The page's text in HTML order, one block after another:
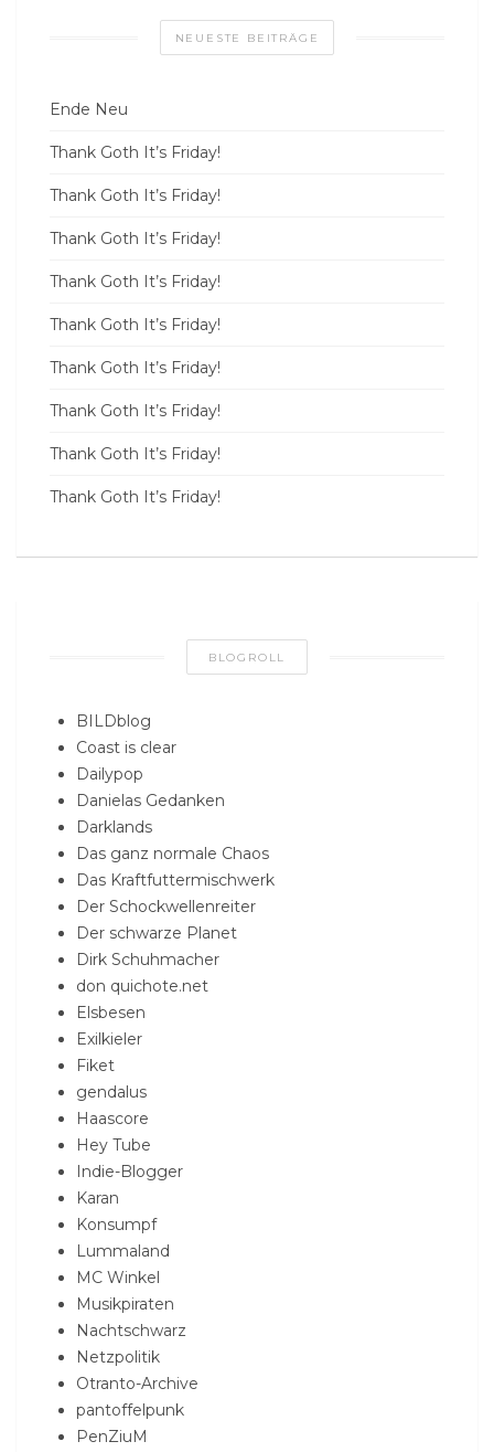
NEUESTE BEITRÄGE
Ende Neu
Thank Goth It’s Friday!
Thank Goth It’s Friday!
Thank Goth It’s Friday!
Thank Goth It’s Friday!
Thank Goth It’s Friday!
Thank Goth It’s Friday!
Thank Goth It’s Friday!
Thank Goth It’s Friday!
Thank Goth It’s Friday!
BLOGROLL
BILDblog
Coast is clear
Dailypop
Danielas Gedanken
Darklands
Das ganz normale Chaos
Das Kraftfuttermischwerk
Der Schockwellenreiter
Der schwarze Planet
Dirk Schuhmacher
don quichote.net
Elsbesen
Exilkieler
Fiket
gendalus
Haascore
Hey Tube
Indie-Blogger
Karan
Konsumpf
Lummaland
MC Winkel
Musikpiraten
Nachtschwarz
Netzpolitik
Otranto-Archive
pantoffelpunk
PenZiuM